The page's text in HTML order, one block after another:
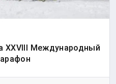
XXVIII Международный